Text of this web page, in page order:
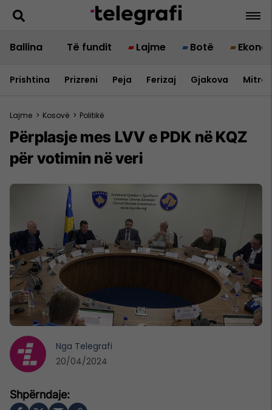
Ballina Të fundit Lajme Botë
Prishtina Prizreni Peja Ferizaj Gjakova
Lajme > Kosovë > Politikë
Përplasje mes LVV e PDK në KQZ
për votimin në veri
Nga Telegrafi
20/04/2024